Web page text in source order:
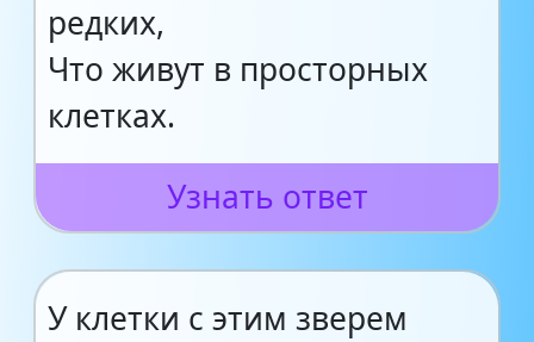
редких,
Что живут в просторных
клетках.
Узнать ответ
У клетки с этим зверем